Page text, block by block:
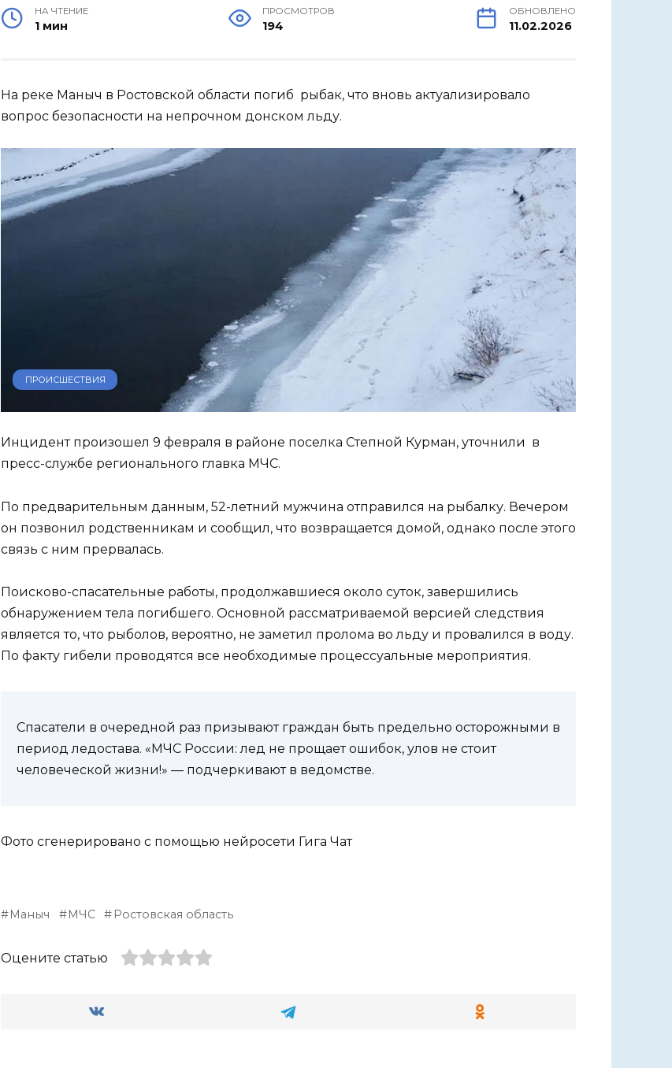
НА ЧТЕНИЕ
1 мин
ПРОСМОТРОВ
194
ОБНОВЛЕНО
11.02.2026
На реке Маныч в Ростовской области погиб рыбак, что вновь актуализировало
вопрос безопасности на непрочном донском льду.
ПРОИСШЕСТВИЯ
Инцидент произошел 9 февраля в районе поселка Степной Курман, уточнили в
пресс-службе регионального главка МЧС.
По предварительным данным, 52-летний мужчина отправился на рыбалку. Вечером
он позвонил родственникам и сообщил, что возвращается домой, однако после этого
связь с ним прервалась.
Поисково-спасательные работы, продолжавшиеся около суток, завершились
обнаружением тела погибшего. Основной рассматриваемой версией следствия
является то, что рыболов, вероятно, не заметил пролома во льду и провалился в воду.
По факту гибели проводятся все необходимые процессуальные мероприятия.
Спасатели в очередной раз призывают граждан быть предельно осторожными в
период ледостава. «МЧС России: лед не прощает ошибок, улов не стоит
человеческой жизни!» — подчеркивают в ведомстве.
Фото сгенерировано с помощью нейросети Гига Чат
Маныч МЧС Ростовская область
Оцените статью